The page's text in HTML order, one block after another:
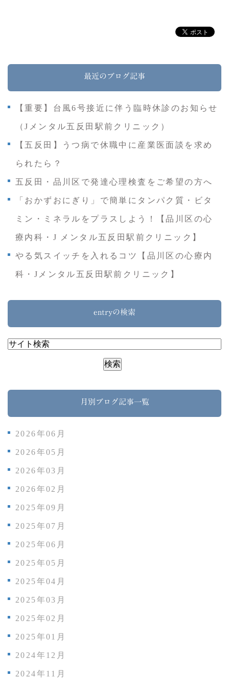
最近のブログ記事
【重要】台風6号接近に伴う臨時休診のお知らせ
（Jメンタル五反田駅前クリニック）
【五反田】うつ病で休職中に産業医面談を求め
られたら？
五反田・品川区で発達心理検査をご希望の方へ
「おかずおにぎり」で簡単にタンパク質・ビタ
ミン・ミネラルをプラスしよう！【品川区の心
療内科・J メンタル五反田駅前クリニック】
やる気スイッチを入れるコツ【品川区の心療内
科・Jメンタル五反田駅前クリニック】
entryの検索
月別ブログ記事一覧
2026年06月
2026年05月
2026年03月
2026年02月
2025年09月
2025年07月
2025年06月
2025年05月
2025年04月
2025年03月
2025年02月
2025年01月
2024年12月
2024年11月